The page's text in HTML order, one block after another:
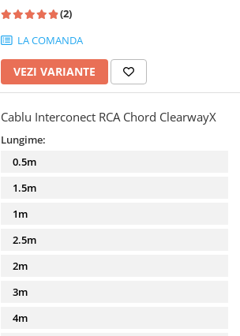
(2)
LA COMANDA
VEZI VARIANTE
Cablu Interconect RCA Chord ClearwayX
Lungime:
0.5m
1.5m
1m
2.5m
2m
3m
4m